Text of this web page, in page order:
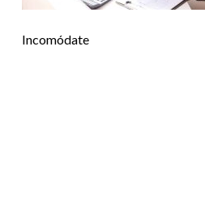
Incomódate